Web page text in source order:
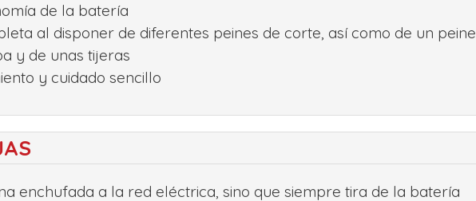
de la batería
al disponer de diferentes peines de corte, así como de un peine
y de unas tijeras
y cuidado sencillo
enchufada a la red eléctrica, sino que siempre tira de la batería